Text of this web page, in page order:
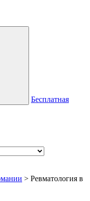
Бесплатная
> Ревматология в